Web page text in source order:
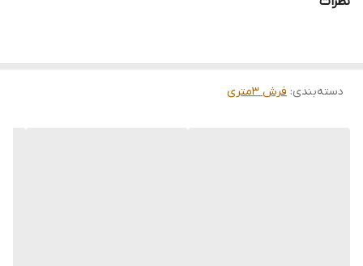
دسته‌بندی: فرش 3متری